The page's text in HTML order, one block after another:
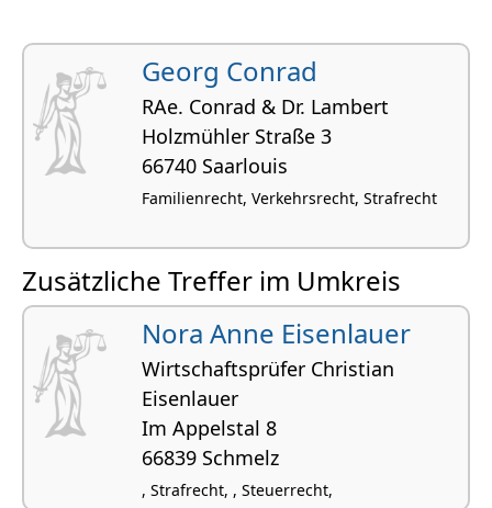
Georg Conrad
RAe. Conrad & Dr. Lambert
Holzmühler Straße 3
66740 Saarlouis
Familienrecht, Verkehrsrecht, Strafrecht
Zusätzliche Treffer im Umkreis
Nora Anne Eisenlauer
Wirtschaftsprüfer Christian
Eisenlauer
Im Appelstal 8
66839 Schmelz
, Strafrecht, , Steuerrecht,